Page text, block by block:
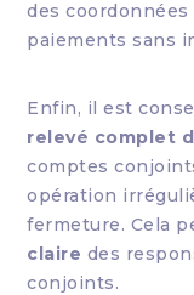
des
paiements sans
Enfin, il est
relevé complet
comptes
opération
fermeture. Cela
claire des
conjoints.